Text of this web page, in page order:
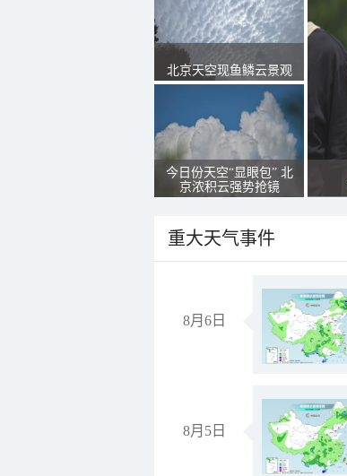
北京天空现鱼鳞云景观
今日份天空“显眼包” 北
京浓积云强势抢镜
重大天气事件
8月6日
8月5日